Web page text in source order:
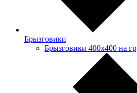
Брызговики
Брызговики 400х400 на